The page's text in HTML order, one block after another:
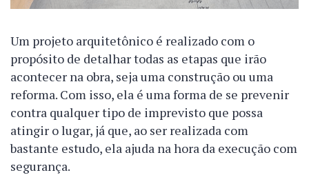
Um projeto arquitetônico é realizado com o
propósito de detalhar todas as etapas que irão
acontecer na obra, seja uma construção ou uma
reforma. Com isso, ela é uma forma de se prevenir
contra qualquer tipo de imprevisto que possa
atingir o lugar, já que, ao ser realizada com
bastante estudo, ela ajuda na hora da execução com
segurança.